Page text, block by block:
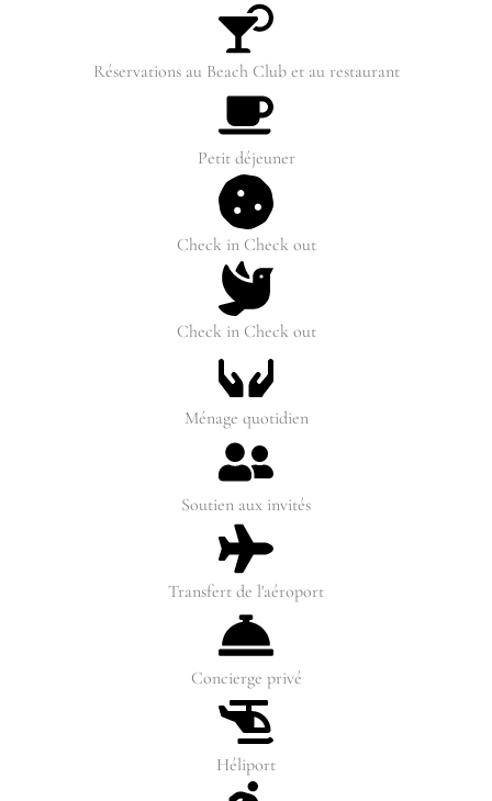
Réservations au Beach Club et au restaurant
Petit déjeuner
Check in Check out
Check in Check out
Ménage quotidien
Soutien aux invités
Transfert de l'aéroport
Concierge privé
Héliport